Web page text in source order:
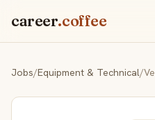
career.coffee
Jobs/Equipment & Technical/